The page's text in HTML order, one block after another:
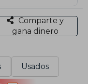
Comparte y
gana dinero
Usados